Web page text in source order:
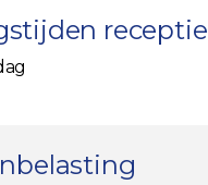
receptie